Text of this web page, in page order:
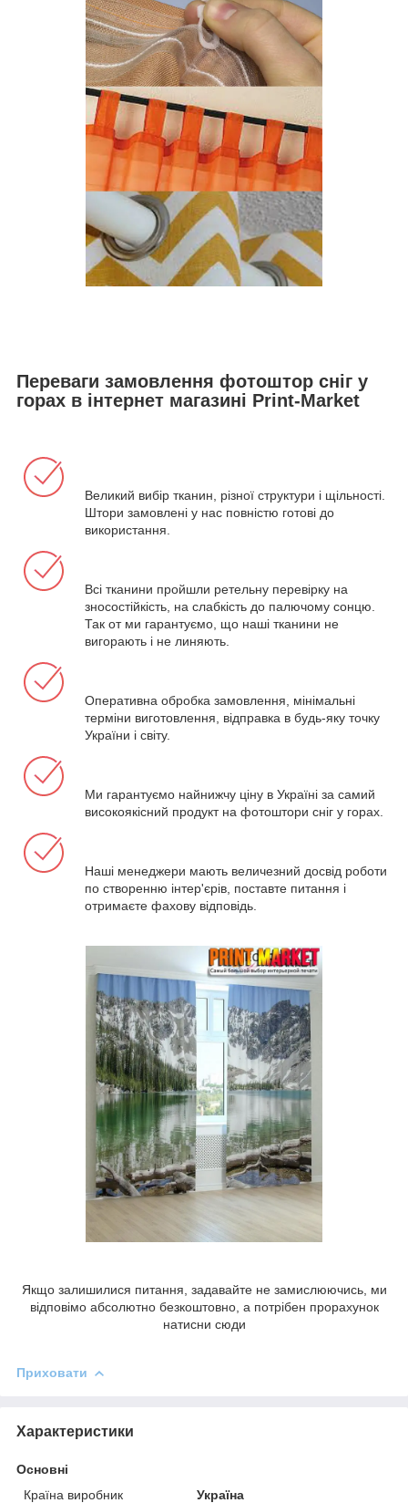
Переваги замовлення фотоштор сніг у
горах в інтернет магазині Print-Market
Великий вибір тканин, різної структури і щільності.
Штори замовлені у нас повністю готові до
використання.
Всі тканини пройшли ретельну перевірку на
зносостійкість, на слабкість до палючому сонцю.
Так от ми гарантуємо, що наші тканини не
вигорають і не линяють.
Оперативна обробка замовлення, мінімальні
терміни виготовлення, відправка в будь-яку точку
України і світу.
Ми гарантуємо найнижчу ціну в Україні за самий
високоякісний продукт на фотоштори сніг у горах.
Наші менеджери мають величезний досвід роботи
по створенню інтер'єрів, поставте питання і
отримаєте фахову відповідь.
Якщо залишилися питання, задавайте не замислюючись, ми
відповімо абсолютно безкоштовно, а потрібен прорахунок
натисни сюди
Приховати
Характеристики
Основні
Країна виробник
Україна